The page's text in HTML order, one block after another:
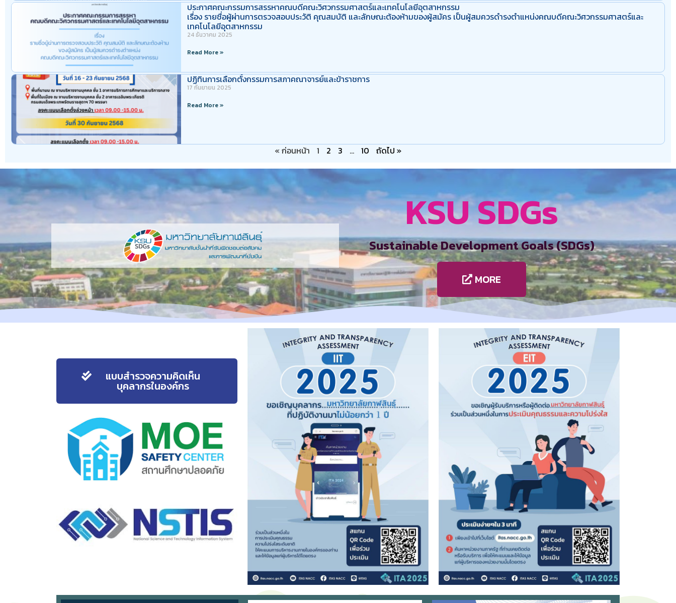
ประกาศคณะกรรมการสรรหาคณบดีคณะวิศวกรรมศาสตร์และเทคโนโลยีอุตสาหกรรม
เรื่อง รายชื่อผู้ผ่านการตรวจสอบประวัติ คุณสมบัติ และลักษณะต้องห้ามของผู้สมัคร เป็นผู้สมควรดำรงตำแหน่งคณบดีคณะวิศวกรรมศาสตร์และ
เทคโนโลยีอุตสาหกรรม
24 ธันวาคม 2025
Read More »
ปฏิทินการเลือกตั้งกรรมการสภาคณาจารย์และข้าราชการ
17 กันยายน 2025
Read More »
« ก่อนหน้า 1 2 3 … 10 ถัดไป »
KSU SDGs
Sustainable Development Goals (SDGs)
MORE
แบบสำรวจความคิดเห็น
บุคลากรในองค์กร